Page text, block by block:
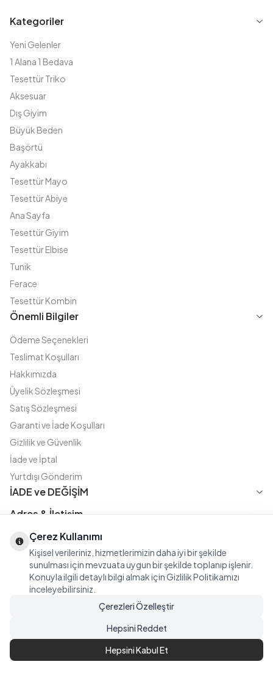
Kategoriler
Yeni Gelenler
1 Alana 1 Bedava
Tesettür Triko
Aksesuar
Dış Giyim
Büyük Beden
Başörtü
Ayakkabı
Tesettür Mayo
Tesettür Abiye
Ana Sayfa
Tesettür Giyim
Tesettür Elbise
Tunik
Ferace
Tesettür Kombin
Önemli Bilgiler
Ödeme Seçenekleri
Teslimat Koşulları
Hakkımızda
Üyelik Sözleşmesi
Satış Sözleşmesi
Garanti ve İade Koşulları
Gizlilik ve Güvenlik
İade ve İptal
Yurtdışı Gönderim
İADE ve DEĞİŞİM
Adres & İletişim
Fatih Cd. Akasya sok no:11 D.5 Merter - Güngören / İSTANBUL
08508111144
iletisim@modasena.com
Instagram
TikTok
X
Türkçe TL
Çerez Kullanımı
Kişisel verileriniz, hizmetlerimizin daha iyi bir şekilde
sunulması için mevzuata uygun bir şekilde toplanıp işlenir.
Konuyla ilgili detaylı bilgi almak için Gizlilik Politikamızı
inceleyebilirsiniz.
Çerezleri Özelleştir
Hepsini Reddet
Hepsini Kabul Et